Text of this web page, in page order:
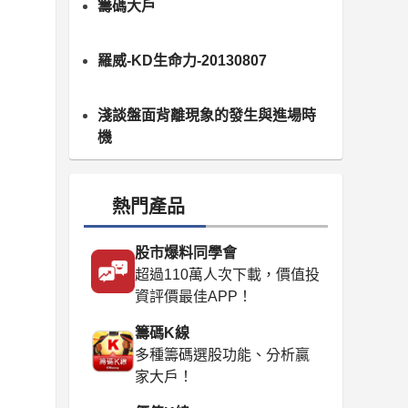
籌碼大戶
羅威-KD生命力-20130807
淺談盤面背離現象的發生與進場時
機
熱門產品
股市爆料同學會
超過110萬人次下載，價值投
資評價最佳APP！
籌碼K線
多種籌碼選股功能、分析贏
家大戶！